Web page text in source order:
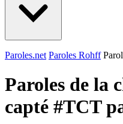
Paroles.net Paroles Rohff
Paroles de la
capté #TCT